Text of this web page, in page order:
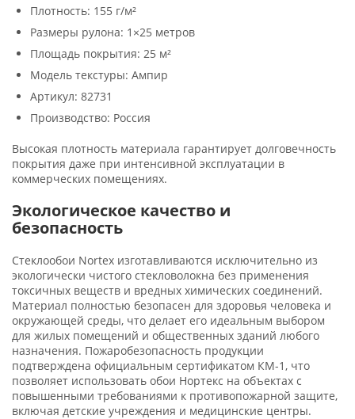
Плотность: 155 г/м²
Размеры рулона: 1×25 метров
Площадь покрытия: 25 м²
Модель текстуры: Ампир
Артикул: 82731
Производство: Россия
Высокая плотность материала гарантирует долговечность
покрытия даже при интенсивной эксплуатации в
коммерческих помещениях.
Экологическое качество и
безопасность
Стеклообои Nortex изготавливаются исключительно из
экологически чистого стекловолокна без применения
токсичных веществ и вредных химических соединений.
Материал полностью безопасен для здоровья человека и
окружающей среды, что делает его идеальным выбором
для жилых помещений и общественных зданий любого
назначения. Пожаробезопасность продукции
подтверждена официальным сертификатом КМ-1, что
позволяет использовать обои Нортекс на объектах с
повышенными требованиями к противопожарной защите,
включая детские учреждения и медицинские центры.